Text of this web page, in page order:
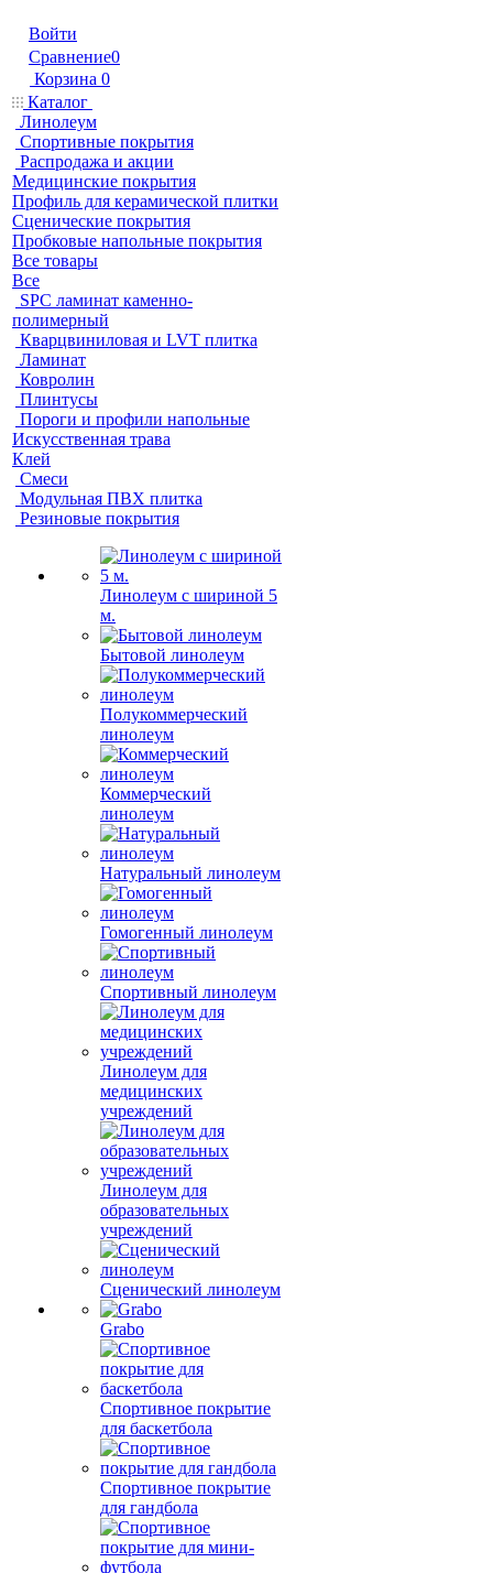
Войти
Сравнение0
Корзина 0
Каталог
Линолеум
Спортивные покрытия
Распродажа и акции
Медицинские покрытия
Профиль для керамической плитки
Сценические покрытия
Пробковые напольные покрытия
Все товары
Все
SPC ламинат каменно-
полимерный
Кварцвиниловая и LVT плитка
Ламинат
Ковролин
Плинтусы
Пороги и профили напольные
Искусственная трава
Клей
Смеси
Модульная ПВХ плитка
Резиновые покрытия
Линолеум с шириной 5
м.
Бытовой линолеум
Полукоммерческий
линолеум
Коммерческий
линолеум
Натуральный линолеум
Гомогенный линолеум
Спортивный линолеум
Линолеум для
медицинских
учреждений
Линолеум для
образовательных
учреждений
Сценический линолеум
Grabo
Спортивное покрытие
для баскетбола
Спортивное покрытие
для гандбола